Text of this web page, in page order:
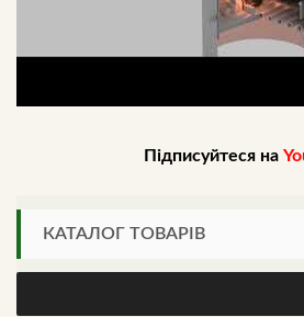
Підписуйтеся на
КАТАЛОГ ТОВАРІВ